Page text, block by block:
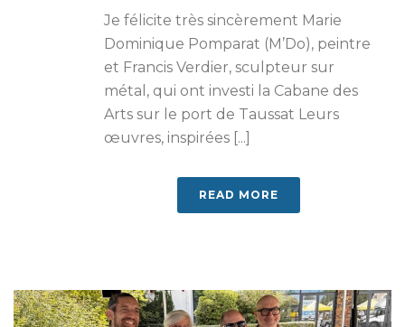
Je félicite très sincèrement Marie
Dominique Pomparat (M’Do), peintre
et Francis Verdier, sculpteur sur
métal, qui ont investi la Cabane des
Arts sur le port de Taussat Leurs
œuvres, inspirées [...]
READ MORE